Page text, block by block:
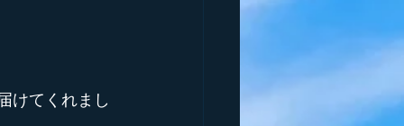
けてくれまし